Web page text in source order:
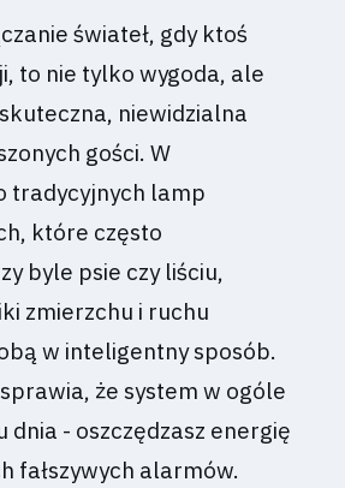
świateł, gdy ktoś
to nie tylko wygoda, ale
niewidzialna
gości. W
tradycyjnych lamp
które często
byle psie czy liściu,
zmierzchu i ruchu
w inteligentny sposób.
że system w ogóle
dnia - oszczędzasz energię
fałszywych alarmów.